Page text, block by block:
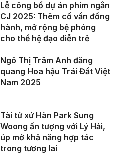
Lễ công bố dự án phim ngắn
CJ 2025: Thêm cố vấn đồng
hành, mở rộng bệ phóng
cho thế hệ đạo diễn trẻ
Ngô Thị Trâm Anh đăng
quang Hoa hậu Trái Đất Việt
Nam 2025
Tài tử xứ Hàn Park Sung
Woong ấn tượng với Lý Hải,
úp mở khả năng hợp tác
trong tương lai